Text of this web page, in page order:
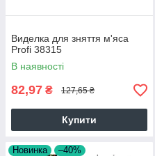
Виделка для зняття м'яса
Profi 38315
В наявності
82,97 ₴ 127,65 ₴
Купити
Новинка –40%